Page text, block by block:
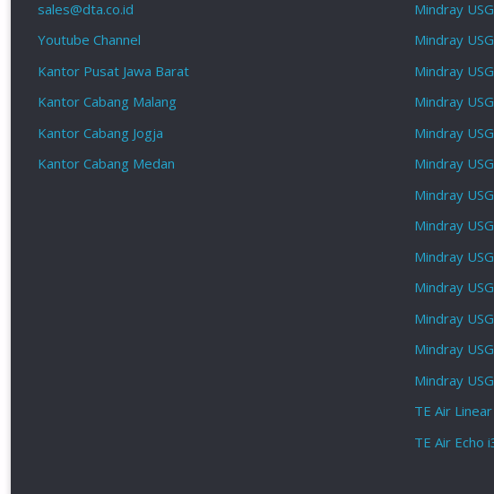
sales@dta.co.id
Youtube Channel
Kantor Pusat Jawa Barat
Kantor Cabang Malang
Kantor Cabang Jogja
Kantor Cabang Medan
Mindray
Mindray
Mindray
Mindray
Mindray
Mindray
Mindray
Mindray
Mindray
Mindray
Mindray
Mindray
Mindray
TE Air
TE Air Echo